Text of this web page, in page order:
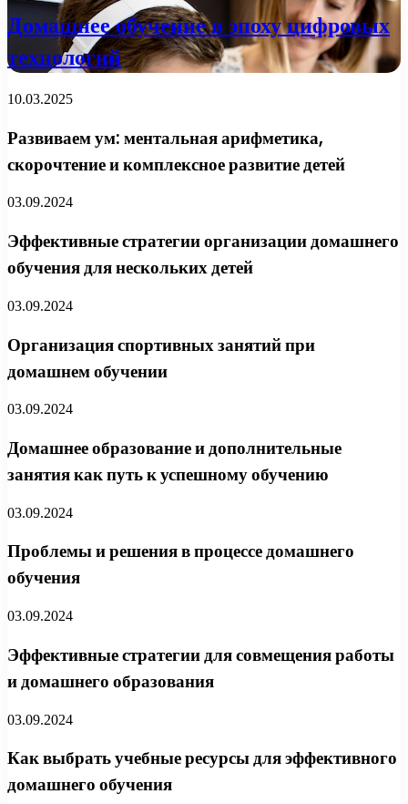
Домашнее обучение в эпоху цифровых
технологий
10.03.2025
Развиваем ум: ментальная арифметика,
скорочтение и комплексное развитие детей
03.09.2024
Эффективные стратегии организации домашнего
обучения для нескольких детей
03.09.2024
Организация спортивных занятий при
домашнем обучении
03.09.2024
Домашнее образование и дополнительные
занятия как путь к успешному обучению
03.09.2024
Проблемы и решения в процессе домашнего
обучения
03.09.2024
Эффективные стратегии для совмещения работы
и домашнего образования
03.09.2024
Как выбрать учебные ресурсы для эффективного
домашнего обучения